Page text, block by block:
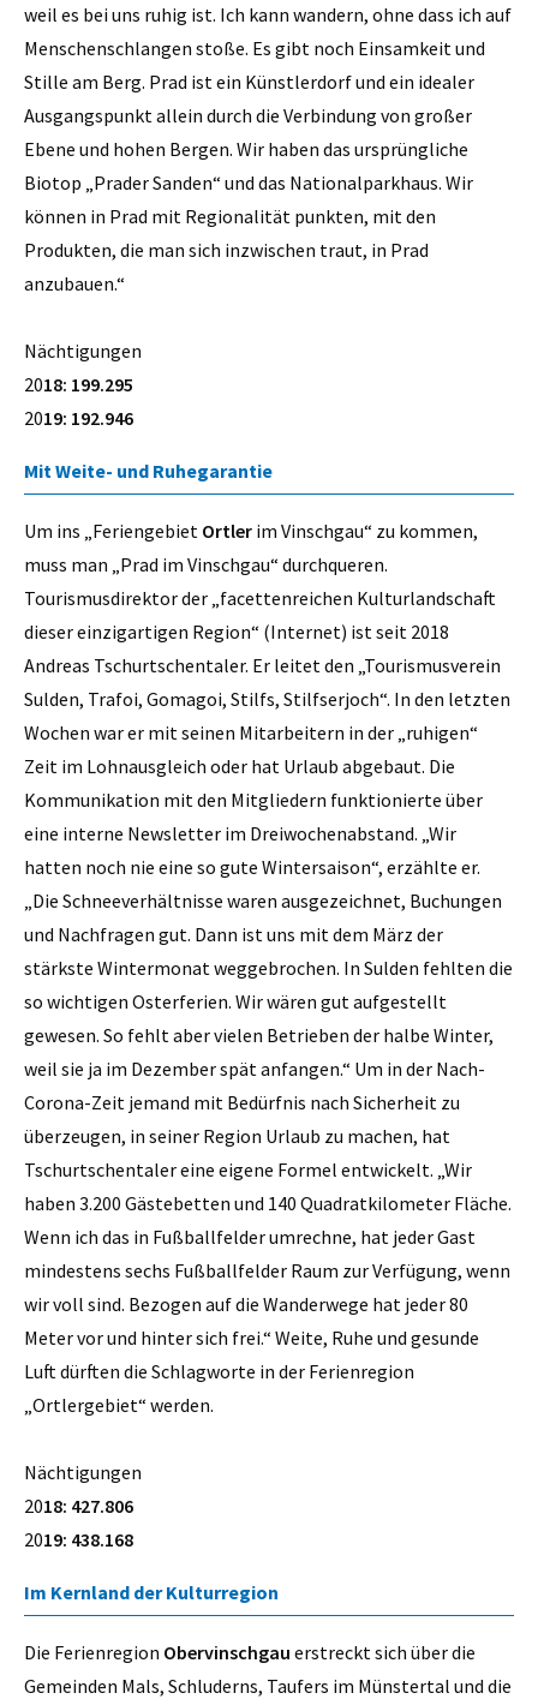
weil es bei uns ruhig ist. Ich kann wandern, ohne dass ich auf
Menschenschlangen stoße. Es gibt noch Einsamkeit und
Stille am Berg. Prad ist ein Künstlerdorf und ein idealer
Ausgangspunkt allein durch die Verbindung von großer
Ebene und hohen Bergen. Wir haben das ursprüngliche
Biotop „Prader Sanden“ und das Nationalparkhaus. Wir
können in Prad mit Regionalität punkten, mit den
Produkten, die man sich inzwischen traut, in Prad
anzubauen.“
Nächtigungen
2018: 199.295
2019: 192.946
Mit Weite- und Ruhegarantie
Um ins „Feriengebiet Ortler im Vinschgau“ zu kommen,
muss man „Prad im Vinschgau“ durchqueren.
Tourismusdirektor der „facettenreichen Kulturlandschaft
dieser einzigartigen Region“ (Internet) ist seit 2018
Andreas Tschurtschentaler. Er leitet den „Tourismusverein
Sulden, Trafoi, Gomagoi, Stilfs, Stilfserjoch“. In den letzten
Wochen war er mit seinen Mitarbeitern in der „ruhigen“
Zeit im Lohnausgleich oder hat Urlaub abgebaut. Die
Kommunikation mit den Mitgliedern funktionierte über
eine interne Newsletter im Dreiwochenabstand. „Wir
hatten noch nie eine so gute Wintersaison“, erzählte er.
„Die Schneeverhältnisse waren ausgezeichnet, Buchungen
und Nachfragen gut. Dann ist uns mit dem März der
stärkste Wintermonat weggebrochen. In Sulden fehlten die
so wichtigen Osterferien. Wir wären gut aufgestellt
gewesen. So fehlt aber vielen Betrieben der halbe Winter,
weil sie ja im Dezember spät anfangen.“ Um in der Nach-
Corona-Zeit jemand mit Bedürfnis nach Sicherheit zu
überzeugen, in seiner Region Urlaub zu machen, hat
Tschurtschentaler eine eigene Formel entwickelt. „Wir
haben 3.200 Gästebetten und 140 Quadratkilometer Fläche.
Wenn ich das in Fußballfelder umrechne, hat jeder Gast
mindestens sechs Fußballfelder Raum zur Verfügung, wenn
wir voll sind. Bezogen auf die Wanderwege hat jeder 80
Meter vor und hinter sich frei.“ Weite, Ruhe und gesunde
Luft dürften die Schlagworte in der Ferienregion
„Ortlergebiet“ werden.
Nächtigungen
2018: 427.806
2019: 438.168
Im Kernland der Kulturregion
Die Ferienregion Obervinschgau erstreckt sich über die
Gemeinden Mals, Schluderns, Taufers im Münstertal und die